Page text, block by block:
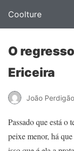
Coolture
O
Ericeira
João Perdigão
Passado que está o
peixe menor, há